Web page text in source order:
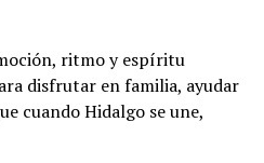
ritmo y espíritu
disfrutar en familia, ayudar
cuando Hidalgo se une,